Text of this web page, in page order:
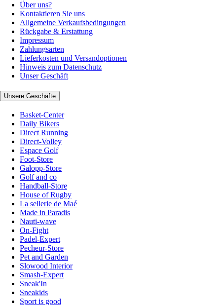
Über uns?
Kontaktieren Sie uns
Allgemeine Verkaufsbedingungen
Rückgabe & Erstattung
Impressum
Zahlungsarten
Lieferkosten und Versandoptionen
Hinweis zum Datenschutz
Unser Geschäft
Unsere Geschäfte
Basket-Center
Daily Bikers
Direct Running
Direct-Volley
Espace Golf
Foot-Store
Galopp-Store
Golf and co
Handball-Store
House of Rugby
La sellerie de Maé
Made in Paradis
Nauti-wave
On-Fight
Padel-Expert
Pecheur-Store
Pet and Garden
Slowood Interior
Smash-Expert
Sneak'In
Sneakids
Sport is good